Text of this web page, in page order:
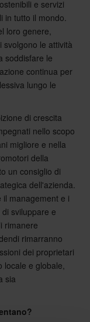
e servizi
in tutto il mondo.
loro genere,
svolgono le attività
soddisfare le
continua per
lungo le
di crescita
nello scopo
migliore e nella
della
un consiglio di
dell'azienda.
management e i
sviluppare e
rimanere
rimarranno
dei proprietari
locale e globale,
sia